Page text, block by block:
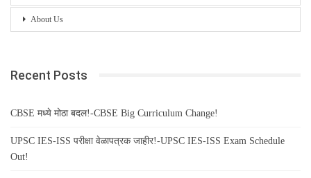
About Us
Recent Posts
CBSE मध्ये मोठा बदल!-CBSE Big Curriculum Change!
UPSC IES-ISS परीक्षा वेळापत्रक जाहीर!-UPSC IES-ISS Exam Schedule
Out!